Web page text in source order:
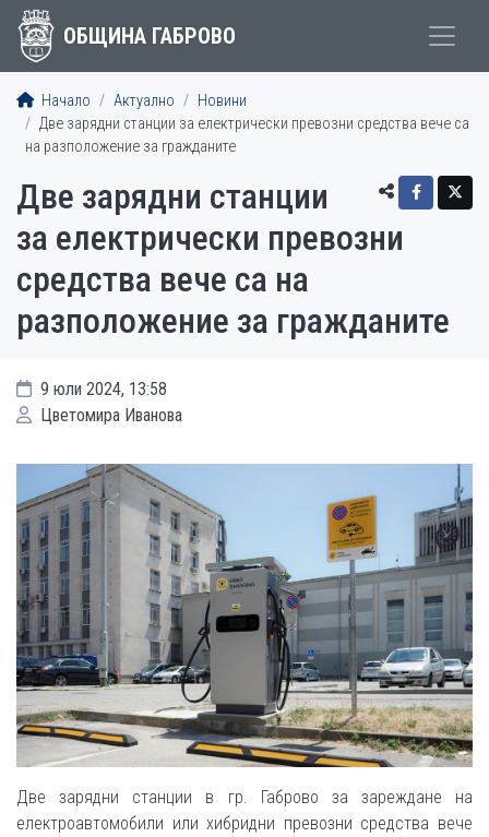
ОБЩИНА ГАБРОВО
Начало Актуално
Новини
Две зарядни станции за електрически превозни средства вече са
на разположение за гражданите
Две зарядни станции
за електрически превозни
средства вече са на
разположение за гражданите
9 юли 2024, 13:58
Цветомира Иванова
Две зарядни станции в гр. Габрово за зареждане на
електроавтомобили или хибридни превозни средства вече